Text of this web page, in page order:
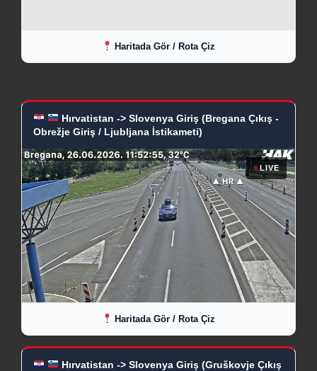
Haritada Gör / Rota Çiz
Hırvatistan -> Slovenya Giriş (Bregana Çıkış -
Obrežje Giriş / Ljubljana İstikameti)
●LIVE
Haritada Gör / Rota Çiz
Hırvatistan -> Slovenya Giriş (Gruškovje Çıkış